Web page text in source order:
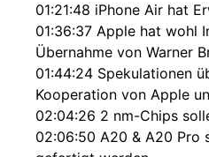
01:21:48 iPhone Air hat
01:36:37 Apple hat wohl
Übernahme von Warner
01:44:24 Spekulationen
Kooperation von Apple
02:04:26 2 nm-Chips
02:06:50 A20 & A20 Pro